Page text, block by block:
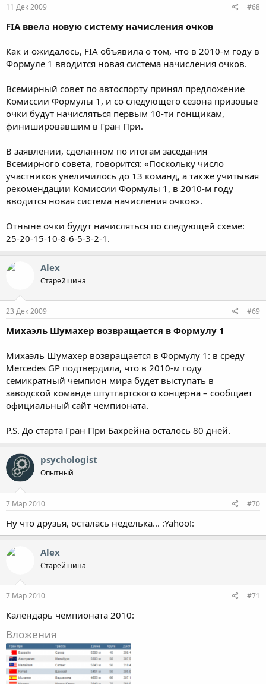
11 Дек 2009 #68
FIA ввела новую систему начисления очков
Как и ожидалось, FIA объявила о том, что в 2010-м году в
Формуле 1 вводится новая система начисления очков.
Всемирный совет по автоспорту принял предложение
Комиссии Формулы 1, и со следующего сезона призовые
очки будут начисляться первым 10-ти гонщикам,
финишировавшим в Гран При.
В заявлении, сделанном по итогам заседания
Всемирного совета, говорится: «Поскольку число
участников увеличилось до 13 команд, а также учитывая
рекомендации Комиссии Формулы 1, в 2010-м году
вводится новая система начисления очков».
Отныне очки будут начисляться по следующей схеме:
25-20-15-10-8-6-5-3-2-1.
Alex
Старейшина
23 Дек 2009 #69
Михаэль Шумахер возвращается в Формулу 1
Михаэль Шумахер возвращается в Формулу 1: в среду
Mercedes GP подтвердила, что в 2010-м году
семикратный чемпион мира будет выступать в
заводской команде штутгартского концерна – сообщает
официальный сайт чемпионата.
P.S. До старта Гран При Бахрейна осталось 80 дней.
psychologist
Опытный
7 Мар 2010 #70
Ну что друзья, осталась неделька... :Yahoo!:
Alex
Старейшина
7 Мар 2010 #71
Календарь чемпионата 2010:
Вложения